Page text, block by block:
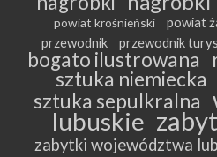
powiat krośnieński powiat
przewodnik przewodnik
bogato ilustrowana
sztuka niemiecka
sztuka sepulkralna
lubuskie
zabytki województwa